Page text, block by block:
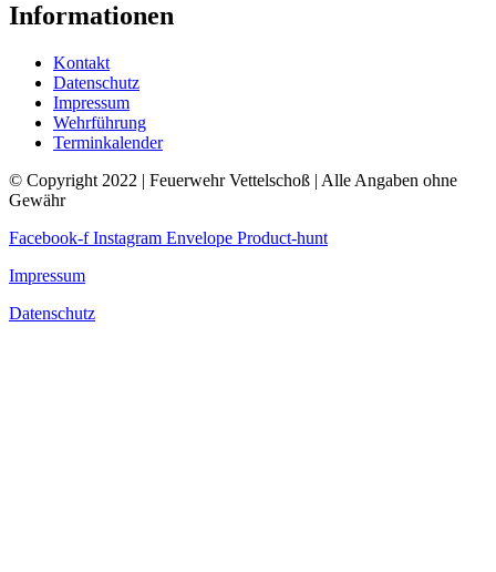
Informationen
Kontakt
Datenschutz
Impressum
Wehrführung
Terminkalender
© Copyright 2022 | Feuerwehr Vettelschoß | Alle Angaben ohne
Gewähr
Facebook-f Instagram Envelope Product-hunt
Impressum
Datenschutz